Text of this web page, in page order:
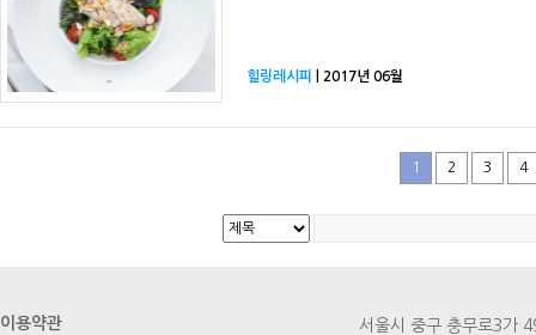
힐링레시피 | 2017년 06월
1 2 3 4
이용약관
서울시 중구 충무로3가